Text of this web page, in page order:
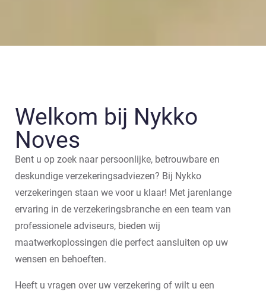
Welkom bij Nykko
Noves
Bent u op zoek naar persoonlijke, betrouwbare en
deskundige verzekeringsadviezen? Bij Nykko
verzekeringen staan we voor u klaar! Met jarenlange
ervaring in de verzekeringsbranche en een team van
professionele adviseurs, bieden wij
maatwerkoplossingen die perfect aansluiten op uw
wensen en behoeften.
Heeft u vragen over uw verzekering of wilt u een